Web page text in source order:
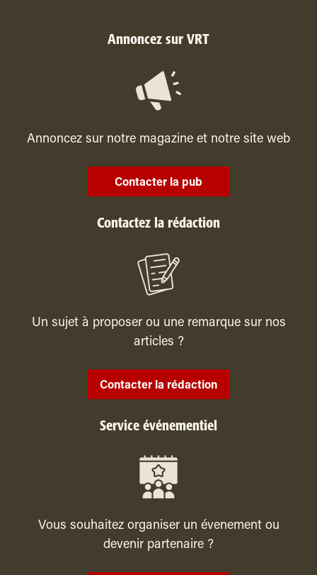
Annoncez sur VRT
Annoncez sur notre magazine et notre site web
Contacter la pub
Contactez la rédaction
Un sujet à proposer ou une remarque sur nos
articles ?
Contacter la rédaction
Service événementiel
Vous souhaitez organiser un évenement ou
devenir partenaire ?